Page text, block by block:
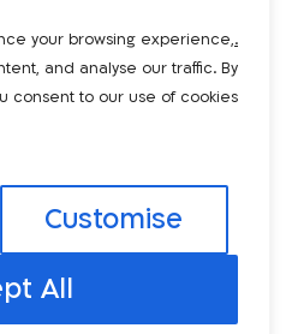
.
your browsing experience,
and analyse our traffic. By
consent to our use of cookies.
Customise
All